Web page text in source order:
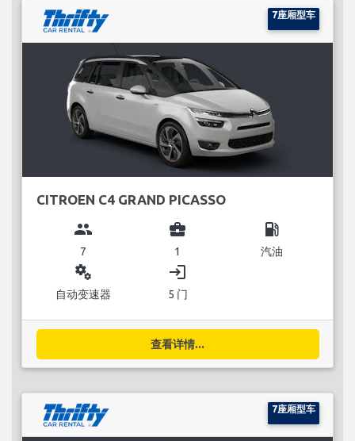
7座厢型车
CITROEN C4 GRAND PICASSO
group
7
business_center
1
local_gas_station
汽油
miscellaneous_services
自动变速器
login
5 门
查看详情...
7座厢型车